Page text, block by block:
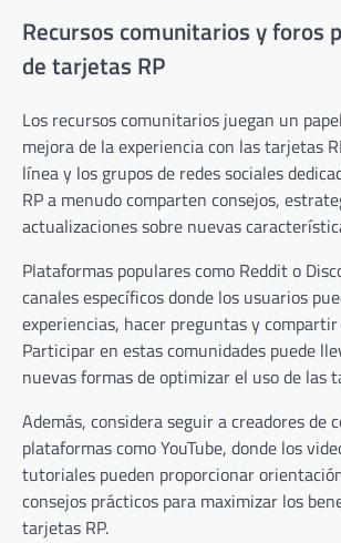
Recursos comunitarios y foros
de tarjetas RP
Los recursos comunitarios juegan un
mejora de la experiencia con las tarjetas
línea y los grupos de redes sociales
RP a menudo comparten consejos,
actualizaciones sobre nuevas
Plataformas populares como Reddit o
canales específicos donde los usuarios
experiencias, hacer preguntas y compartir
Participar en estas comunidades puede
nuevas formas de optimizar el uso de las
Además, considera seguir a creadores de
plataformas como YouTube, donde los
tutoriales pueden proporcionar
consejos prácticos para maximizar los
tarjetas RP.